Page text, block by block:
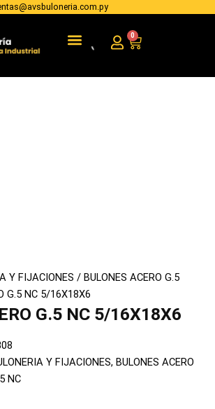
Menu 0 Cart
Y FIJACIONES / BULONES ACERO G.5
G.5 NC 5/16X18X6
G.5 NC 5/16X18X6
Y FIJACIONES, BULONES ACERO
NC